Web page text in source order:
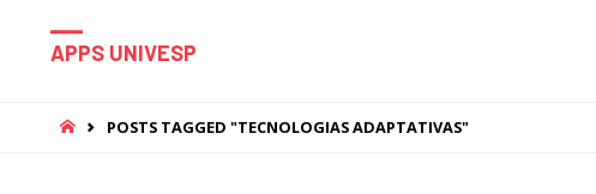
APPS UNIVESP
HOMEPOSTS TAGGED "TECNOLOGIAS ADAPTATIVAS"